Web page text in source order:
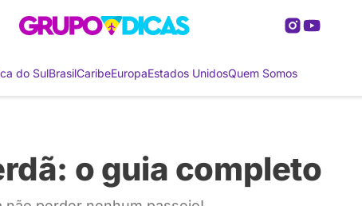
do SulBrasilCaribeEuropaEstados UnidosQuem Somos
o guia completo